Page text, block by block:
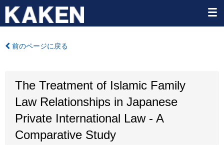
前のページに戻る
The Treatment of Islamic Family
Law Relationships in Japanese
Private International Law - A
Comparative Study